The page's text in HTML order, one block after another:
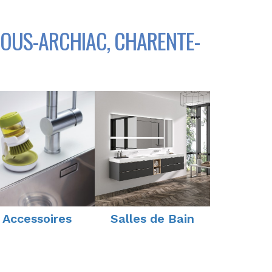
ARCHIAC, CHARENTE-
Accessoires Salles de Bain